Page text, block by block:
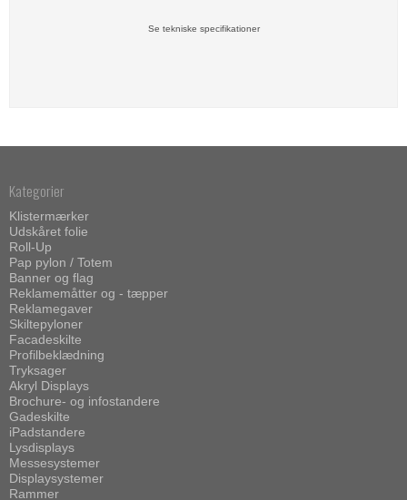
Se tekniske specifikationer
Kategorier
Klistermærker
Udskåret folie
Roll-Up
Pap pylon / Totem
Banner og flag
Reklamemåtter og - tæpper
Reklamegaver
Skiltepyloner
Facadeskilte
Profilbeklædning
Tryksager
Akryl Displays
Brochure- og infostandere
Gadeskilte
iPadstandere
Lysdisplays
Messesystemer
Displaysystemer
Rammer